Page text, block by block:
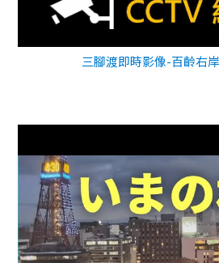
三腳渡即時影像-百齡右